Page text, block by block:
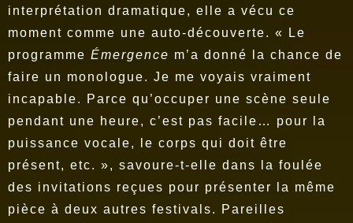
interprétation dramatique, elle a vécu ce
moment comme une auto-découverte. « Le
programme Émergence m’a donné la chance de
faire un monologue. Je me voyais vraiment
incapable. Parce qu’occuper une scène seule
pendant une heure, c’est pas facile… pour la
puissance vocale, le corps qui doit être
présent, etc. », savoure-t-elle dans la foulée
des invitations reçues pour présenter la même
pièce à deux autres festivals. Pareilles